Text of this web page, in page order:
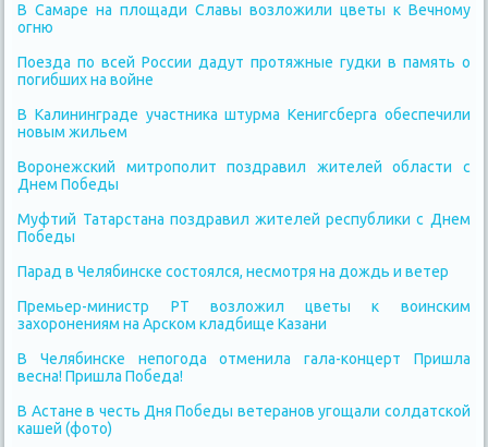
В Самаре на площади Славы возложили цветы к Вечному
огню
Поезда по всей России дадут протяжные гудки в память о
погибших на войне
В Калининграде участника штурма Кенигсберга обеспечили
новым жильем
Воронежский митрополит поздравил жителей области с
Днем Победы
Муфтий Татарстана поздравил жителей республики с Днем
Победы
Парад в Челябинске состоялся, несмотря на дождь и ветер
Премьер-министр РТ возложил цветы к воинским
захоронениям на Арском кладбище Казани
В Челябинске непогода отменила гала-концерт Пришла
весна! Пришла Победа!
В Астане в честь Дня Победы ветеранов угощали солдатской
кашей (фото)